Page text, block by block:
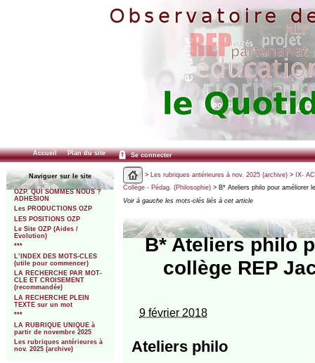
Accueil Plan du site Se connecter
Naviguer sur le site
OZP. QUI SOMMES NOUS ?
ADHESION
Les PRODUCTIONS OZP
LES POSITIONS OZP
Le Site OZP (Aides /
Evolution)
***
L’INDEX DES MOTS-CLES
(utile pour commencer)
LA RECHERCHE PAR MOT-
CLE ET CROISEMENT
(recommandée)
LA RECHERCHE PLEIN
TEXTE sur un mot
***
LA RUBRIQUE UNIQUE à
partir de novembre 2025
Les rubriques antérieures à
nov. 2025 (archive)
> Les rubriques antérieures à nov. 2025 (archive)> IX-
Collège - Pédag. (Philosophie)> B* Ateliers philo pour améliorer
Voir à gauche les mots-clés liés à cet article
B* Ateliers philo
collège REP
9 février 2018
Ateliers philo